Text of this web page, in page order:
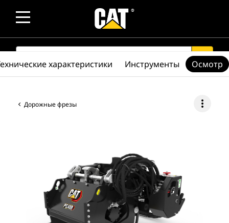
SEARCH search
Дорожные фрезы more_vert
характеристики Инструменты Осмотр